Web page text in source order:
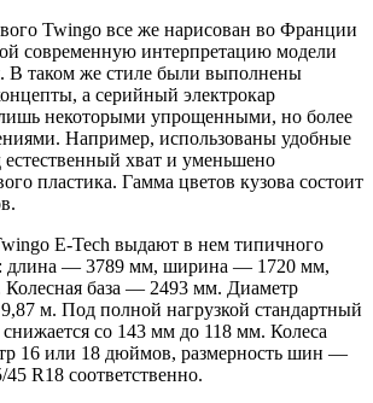
Twingo все же нарисован во Франции
современную интерпретацию модели
В таком же стиле были выполнены
а серийный электрокар
лишь некоторыми упрощенными, но более
Например, использованы удобные
хват и уменьшено
пластика. Гамма цветов кузова состоит
E-Tech выдают в нем типичного
длина — 3789 мм, ширина — 1720 мм,
база — 2493 мм. Диаметр
м. Под полной нагрузкой стандартный
со 143 мм до 118 мм. Колеса
16 или 18 дюймов, размерность шин —
R18 соответственно.